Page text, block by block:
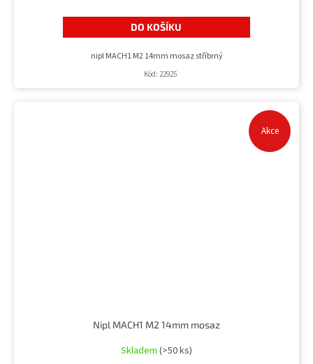
DO KOŠÍKU
nipl MACH1 M2 14mm mosaz stříbrný
Kód: 22925
Akce
Nipl MACH1 M2 14mm mosaz
Skladem (>50 ks)